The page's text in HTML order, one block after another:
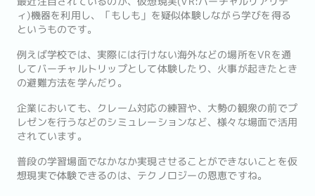
ィ)機器を利用し、「もしも」を疑似体験しながら学びを得る
というものです。
例えば学校では、実際には行けない海外などの場所をVRを通
してバーチャルトリップとして体験したり、火事が起きたとき
の避難方法を学んだり。
企業においても、クレーム対応の練習や、大勢の観衆の前でプ
レゼンを行うなどのシミュレーションなど、様々な場面で活用
されています。
普段の学習場面でなかなか実現させることができないことを仮
想現実で体験できるのは、テクノロジーの恩恵ですね。